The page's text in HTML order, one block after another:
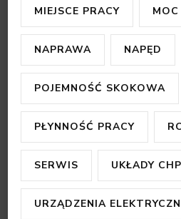
MIEJSCE PRACY MOC
NAPRAWA NAPĘD
POJEMNOŚĆ SKOKOWA
PŁYNNOŚĆ PRACY
SERWIS UKŁADY CHP
URZĄDZENIA